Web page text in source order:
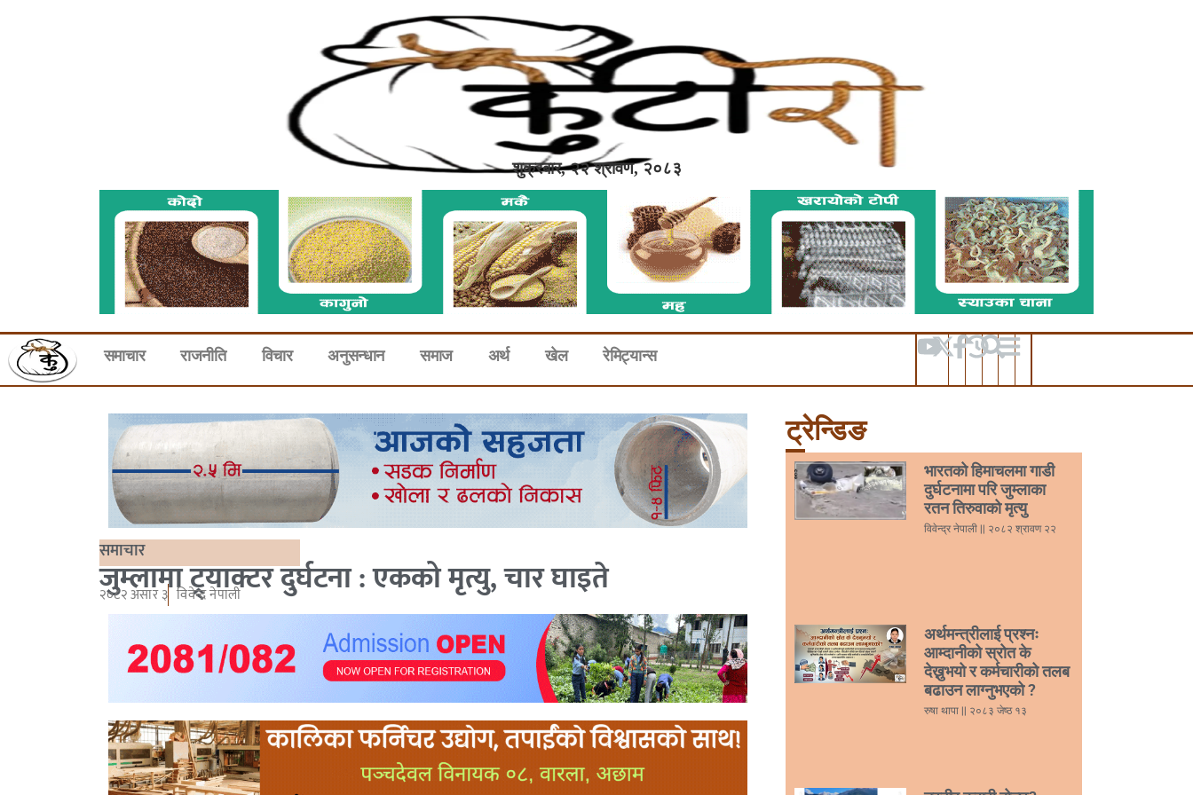
शुक्रबार, २२ श्रावण, २०८३
समाचार राजनीति विचार अनुसन्धान समाज अर्थ खेल रेमिट्यान्स
समाचार
जुम्लामा ट्र्याक्टर दुर्घटना : एकको मृत्यु, चार घाइते
२०८२ असार ३ विवेन्द्र नेपाली
ट्रेन्डिङ
भारतको हिमाचलमा गाडी
दुर्घटनामा परि जुम्लाका
रतन तिरुवाको मृत्यु
विवेन्द्र नेपाली २०८२ श्रावण २२
अर्थमन्त्रीलाई प्रश्नः
आम्दानीको स्रोत के
देख्नुभयो र कर्मचारीको तलब
बढाउन लाग्नुभएको ?
रुषा थापा २०८३ जेष्ठ १३